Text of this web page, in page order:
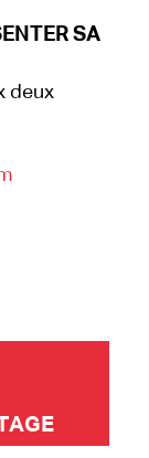
SA
deux